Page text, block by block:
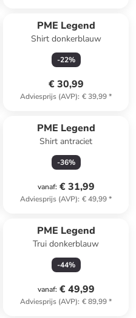
PME Legend
Shirt donkerblauw
-22%
€ 30,99
Adviesprijs (AVP): € 39,99*
PME Legend
Shirt antraciet
-36%
vanaf: € 31,99
Adviesprijs (AVP): € 49,99*
PME Legend
Trui donkerblauw
-44%
vanaf: € 49,99
Adviesprijs (AVP): € 89,99*